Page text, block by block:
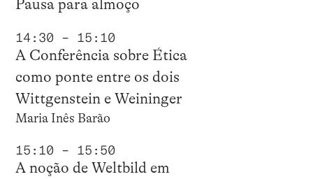
Pausa para almoço
14:30 – 15:10
A Conferência sobre Ética
como ponte entre os dois
Wittgenstein e Weininger
Maria Inês Barão
15:10 – 15:50
A noção de Weltbild em